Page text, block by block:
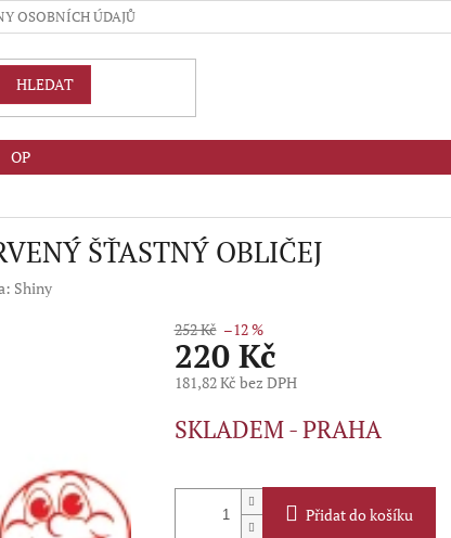
OSOBNÍCH ÚDAJŮ
HLEDAT
OP
ŠŤASTNÝ OBLIČEJ
Shiny
252 Kč –12 %
220 Kč
181,82 Kč bez DPH
cena:
SKLADEM - PRAHA
Přidat do košíku